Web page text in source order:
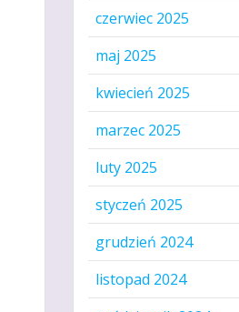
czerwiec 2025
maj 2025
kwiecień 2025
marzec 2025
luty 2025
styczeń 2025
grudzień 2024
listopad 2024